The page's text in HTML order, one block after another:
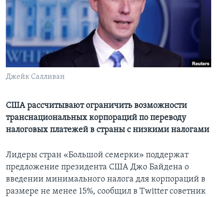
Learning English
СОЦИАЛЬНЫЕ СЕТИ
Джейк Салливан
США рассчитывают ограничить возможности
транснациональных корпораций по переводу
налоговых платежей в страны с низкими налогами
Лидеры стран «Большой семерки» поддержат
предложение президента США Джо Байдена о
введении минимального налога для корпораций в
размере не менее 15%, сообщил в Twitter советник